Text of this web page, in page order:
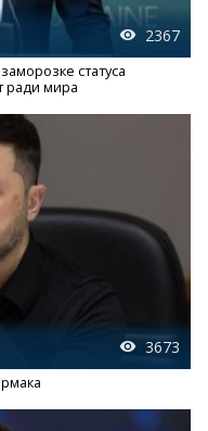
2367
статуса
ради мира
3673